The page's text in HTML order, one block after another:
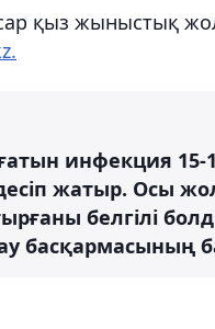
қыз жыныстық
инфекция 15-
жатыр. Осы
белгілі
басқармасының